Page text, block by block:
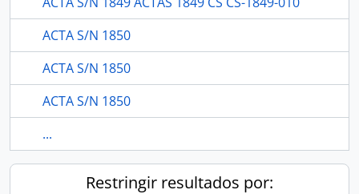
ACTA S/N 1850
ACTA S/N 1850
ACTA S/N 1850
...
Restringir resultados por: